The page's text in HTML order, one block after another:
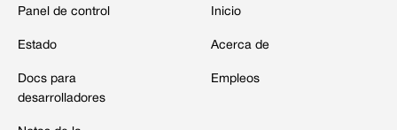
Panel de control
Estado
Docs para
desarrolladores
Inicio
Acerca de
Empleos